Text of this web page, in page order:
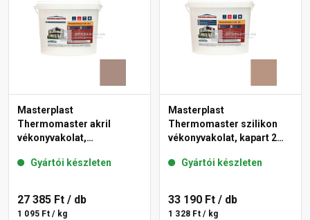
Masterplast
Thermomaster akril
vékonyvakolat,
14-C 25 kg
Gyártói készleten
27 385 Ft / db
1 095 Ft / kg
Masterplast
Thermomaster szilikon
vékonyvakolat, kapart 2
Gyártói készleten
33 190 Ft / db
1 328 Ft / kg